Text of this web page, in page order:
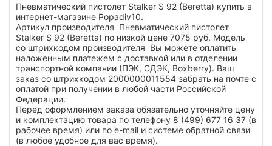
Пневматический пистолет Stalker S 92 (Beretta) купить в
интернет-магазине Popadiv10.
Артикул производителя Пневматический пистолет
Stalker S 92 (Beretta) по низкой цене 7075 руб. Модель
со штрихкодом производителя Вы можете оплатить
наложенным платежем с доставкой или в отделении
транспортной компании (ПЭК, СДЭК, Boxberry). Ваш
заказ со штрихкодом 2000000011554 забрать на почте с
оплатой при получении в любой части Российской
Федерации.
Перед оформлением заказа обязательно уточняйте цену
и комплектацию товара по телефону 8 (499) 677 16 37 (в
рабочее время) или по e-mail и системе обратной связи
(в любое удобное для вас время).